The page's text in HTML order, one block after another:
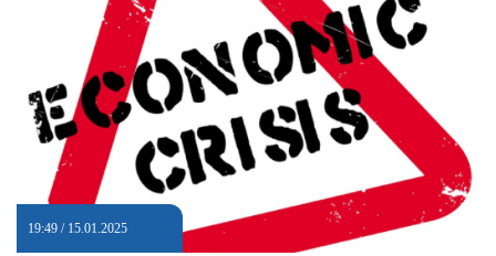
19:49 / 15.01.2025